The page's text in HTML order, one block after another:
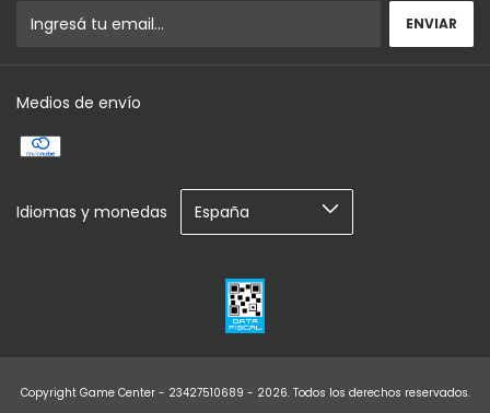
Medios de envío
Idiomas y monedas
Copyright Game Center - 23427510689 - 2026. Todos los derechos reservados.